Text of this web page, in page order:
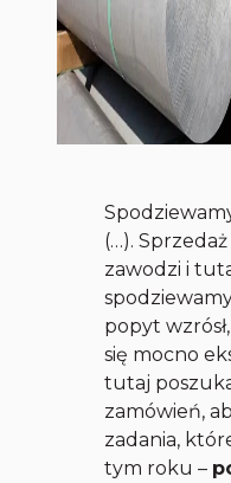
(…).
zawodzi i
popyt
się mocno
tutaj
zamówień,
zadania,
tym roku –